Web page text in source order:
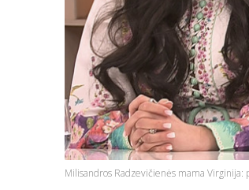
Milisandros Radzevičienės mama